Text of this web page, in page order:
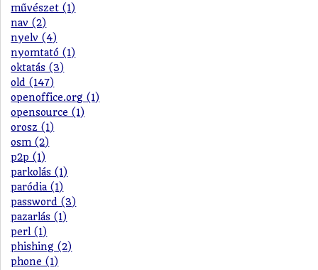
művészet (1)
nav (2)
nyelv (4)
nyomtató (1)
oktatás (3)
old (147)
openoffice.org (1)
opensource (1)
orosz (1)
osm (2)
p2p (1)
parkolás (1)
paródia (1)
password (3)
pazarlás (1)
perl (1)
phishing (2)
phone (1)